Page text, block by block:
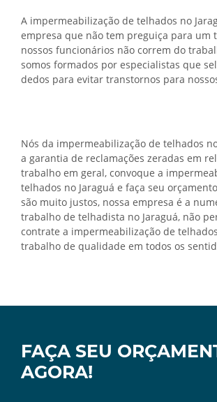
A impermeabilização de telhados no
empresa que não tem preguiça para um
nossos funcionários não correm do
somos formados por especialistas que
dedos para evitar transtornos para
Nós da impermeabilização de telhados
a garantia de reclamações zeradas em
trabalho em geral, convoque a
telhados no Jaraguá e faça seu
são muito justos, nossa empresa é a
trabalho de telhadista no Jaraguá, não
contrate a impermeabilização de
trabalho de qualidade em todos os
FAÇA SEU
AGORA!